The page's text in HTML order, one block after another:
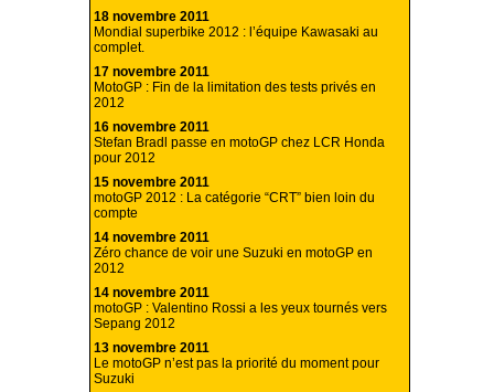
18 novembre 2011
Mondial superbike 2012 : l’équipe Kawasaki au
complet.
17 novembre 2011
MotoGP : Fin de la limitation des tests privés en
2012
16 novembre 2011
Stefan Bradl passe en motoGP chez LCR Honda
pour 2012
15 novembre 2011
motoGP 2012 : La catégorie “CRT” bien loin du
compte
14 novembre 2011
Zéro chance de voir une Suzuki en motoGP en
2012
14 novembre 2011
motoGP : Valentino Rossi a les yeux tournés vers
Sepang 2012
13 novembre 2011
Le motoGP n’est pas la priorité du moment pour
Suzuki